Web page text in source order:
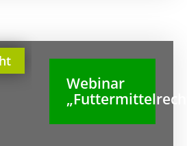
Webinar